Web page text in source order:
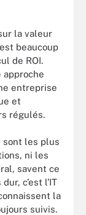
la valeur
beaucoup
de ROI.
approche
entreprise
et
régulés.
sont les plus
ni les
savent ce
c’est l’IT
la
suivis.